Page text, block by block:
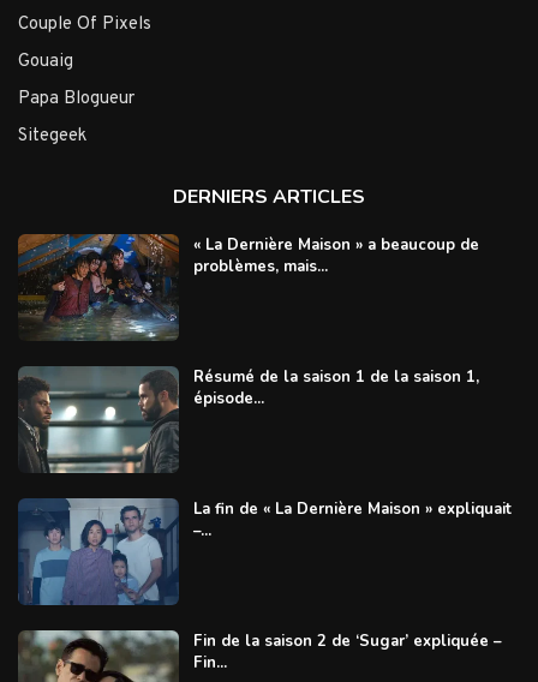
Couple Of Pixels
Gouaig
Papa Blogueur
Sitegeek
DERNIERS ARTICLES
« La Dernière Maison » a beaucoup de
problèmes, mais...
Résumé de la saison 1 de la saison 1,
épisode...
La fin de « La Dernière Maison » expliquait
–...
Fin de la saison 2 de ‘Sugar’ expliquée –
Fin...